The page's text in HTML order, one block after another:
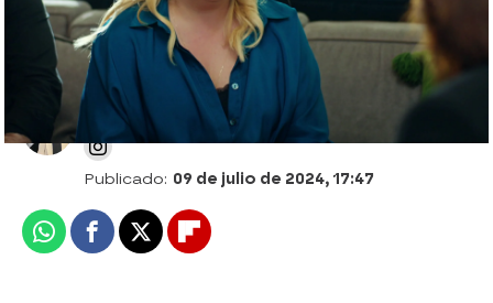
Patri Bea
Publicado: 09 de julio de 2024, 17:47
WhatsappFacebook
X Flipboard